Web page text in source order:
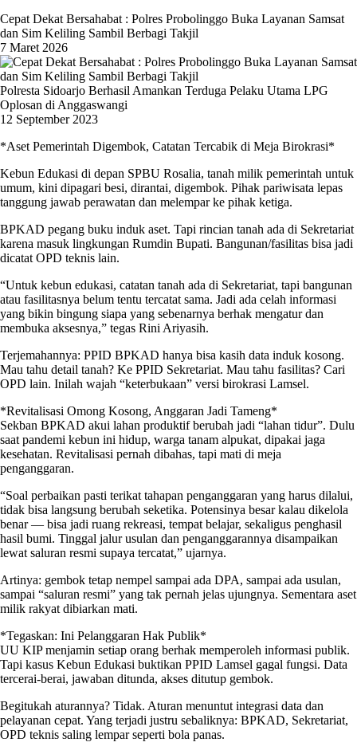
Cepat Dekat Bersahabat : Polres Probolinggo Buka Layanan Samsat
dan Sim Keliling Sambil Berbagi Takjil
7 Maret 2026
Polresta Sidoarjo Berhasil Amankan Terduga Pelaku Utama LPG
Oplosan di Anggaswangi
12 September 2023
*Aset Pemerintah Digembok, Catatan Tercabik di Meja Birokrasi*
Kebun Edukasi di depan SPBU Rosalia, tanah milik pemerintah untuk
umum, kini dipagari besi, dirantai, digembok. Pihak pariwisata lepas
tanggung jawab perawatan dan melempar ke pihak ketiga.
BPKAD pegang buku induk aset. Tapi rincian tanah ada di Sekretariat
karena masuk lingkungan Rumdin Bupati. Bangunan/fasilitas bisa jadi
dicatat OPD teknis lain.
“Untuk kebun edukasi, catatan tanah ada di Sekretariat, tapi bangunan
atau fasilitasnya belum tentu tercatat sama. Jadi ada celah informasi
yang bikin bingung siapa yang sebenarnya berhak mengatur dan
membuka aksesnya,” tegas Rini Ariyasih.
Terjemahannya: PPID BPKAD hanya bisa kasih data induk kosong.
Mau tahu detail tanah? Ke PPID Sekretariat. Mau tahu fasilitas? Cari
OPD lain. Inilah wajah “keterbukaan” versi birokrasi Lamsel.
*Revitalisasi Omong Kosong, Anggaran Jadi Tameng*
Sekban BPKAD akui lahan produktif berubah jadi “lahan tidur”. Dulu
saat pandemi kebun ini hidup, warga tanam alpukat, dipakai jaga
kesehatan. Revitalisasi pernah dibahas, tapi mati di meja
penganggaran.
“Soal perbaikan pasti terikat tahapan penganggaran yang harus dilalui,
tidak bisa langsung berubah seketika. Potensinya besar kalau dikelola
benar — bisa jadi ruang rekreasi, tempat belajar, sekaligus penghasil
hasil bumi. Tinggal jalur usulan dan penganggarannya disampaikan
lewat saluran resmi supaya tercatat,” ujarnya.
Artinya: gembok tetap nempel sampai ada DPA, sampai ada usulan,
sampai “saluran resmi” yang tak pernah jelas ujungnya. Sementara aset
milik rakyat dibiarkan mati.
*Tegaskan: Ini Pelanggaran Hak Publik*
UU KIP menjamin setiap orang berhak memperoleh informasi publik.
Tapi kasus Kebun Edukasi buktikan PPID Lamsel gagal fungsi. Data
tercerai-berai, jawaban ditunda, akses ditutup gembok.
Begitukah aturannya? Tidak. Aturan menuntut integrasi data dan
pelayanan cepat. Yang terjadi justru sebaliknya: BPKAD, Sekretariat,
OPD teknis saling lempar seperti bola panas.